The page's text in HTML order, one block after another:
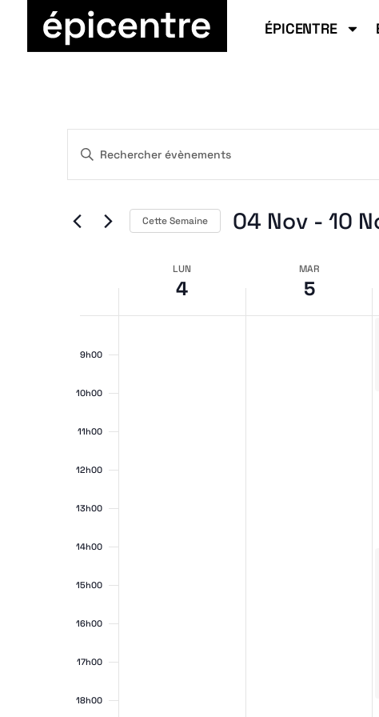
ÉPICENTRE
et
de
Saisir
mot-
Rechercher
mot- Cette Semaine 04 Nov - 10
du
LUN
4
MAR
5
9h00
10h00
11h00
12h00
13h00
14h00
15h00
16h00
17h00
18h00